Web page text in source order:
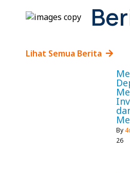
Lihat Semua Berita
By
26